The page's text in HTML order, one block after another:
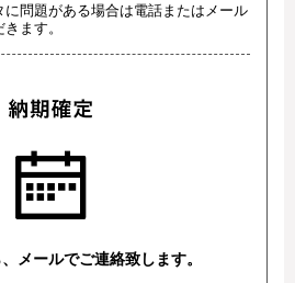
問題がある場合は電話またはメール
ます。
メールでご連絡致します。